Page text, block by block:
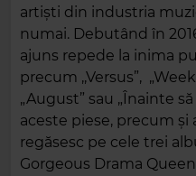
artiști din industria
numai. Debutând în
ajuns repede la inima
precum ,,Versus”,
„August” sau „Înainte
aceste piese, precum și
regăsesc pe cele trei
Gorgeous Drama